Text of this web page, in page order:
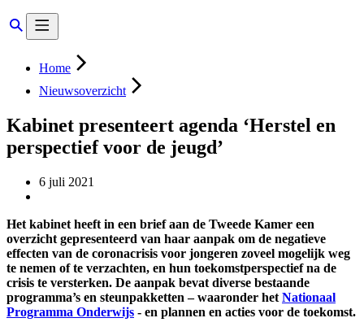
Home
Nieuwsoverzicht
Kabinet presenteert agenda ‘Herstel en
perspectief voor de jeugd’
6 juli 2021
Het kabinet heeft in een brief aan de Tweede Kamer een
overzicht gepresenteerd van haar aanpak om de negatieve
effecten van de coronacrisis voor jongeren zoveel mogelijk weg
te nemen of te verzachten, en hun toekomstperspectief na de
crisis te versterken. De aanpak bevat diverse bestaande
programma’s en steunpakketten – waaronder het Nationaal
Programma Onderwijs - en plannen en acties voor de toekomst.